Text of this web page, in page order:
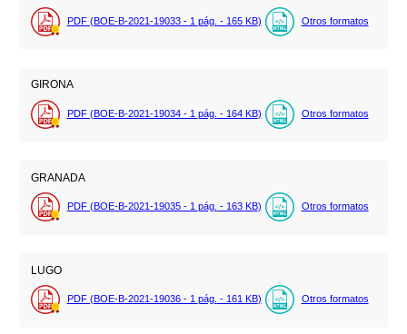
PDF (BOE-B-2021-19033 - 1 pág. - 165 KB) Otros formatos
GIRONA
PDF (BOE-B-2021-19034 - 1 pág. - 164 KB) Otros formatos
GRANADA
PDF (BOE-B-2021-19035 - 1 pág. - 163 KB) Otros formatos
LUGO
PDF (BOE-B-2021-19036 - 1 pág. - 161 KB) Otros formatos